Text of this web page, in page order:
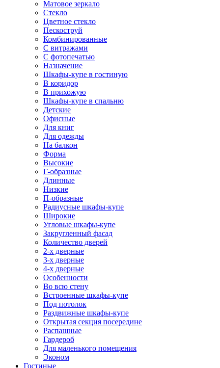
Матовое зеркало
Стекло
Цветное стекло
Пескоструй
Комбинированные
С витражами
С фотопечатью
Назначение
Шкафы-купе в гостиную
В коридор
В прихожую
Шкафы-купе в спальню
Детские
Офисные
Для книг
Для одежды
На балкон
Форма
Высокие
Г-образные
Длинные
Низкие
П-образные
Радиусные шкафы-купе
Широкие
Угловые шкафы-купе
Закругленный фасад
Количество дверей
2-х дверные
3-х дверные
4-х дверные
Особенности
Во всю стену
Встроенные шкафы-купе
Под потолок
Раздвижные шкафы-купе
Открытая секция посередине
Распашные
Гардероб
Для маленького помещения
Эконом
Гостиные